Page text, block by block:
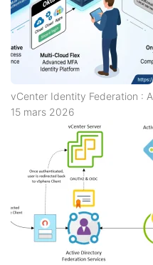
vCenter Identity Federation :
15 mars 2026